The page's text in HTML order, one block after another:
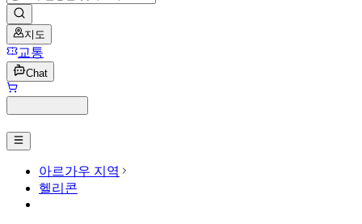
지도
교통
Chat
아르가우 지역
헬리콘